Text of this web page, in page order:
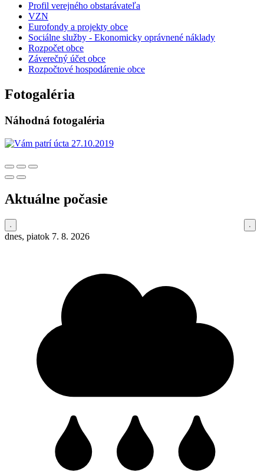
Profil verejného obstarávateľa
VZN
Eurofondy a projekty obce
Sociálne služby - Ekonomicky oprávnené náklady
Rozpočet obce
Záverečný účet obce
Rozpočtové hospodárenie obce
Fotogaléria
Náhodná fotogaléria
Aktuálne počasie
dnes, piatok 7. 8. 2026